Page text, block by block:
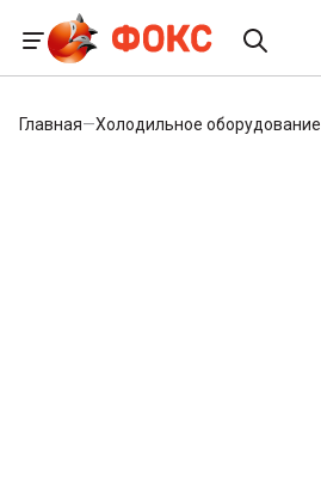
Главная—Холодильное оборудование